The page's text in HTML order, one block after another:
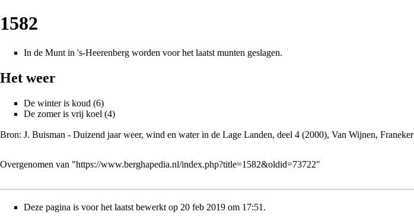
1582
In de Munt in 's-Heerenberg worden voor het laatst munten geslagen.
Het weer
De winter is koud (6)
De zomer is vrij koel (4)
Bron: J. Buisman - Duizend jaar weer, wind en water in de Lage Landen, deel 4 (2000), Van Wijnen, Franeker
Overgenomen van "https://www.berghapedia.nl/index.php?title=1582&oldid=73722"
Deze pagina is voor het laatst bewerkt op 20 feb 2019 om 17:51.